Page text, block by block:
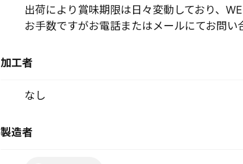
出荷により賞味期限は日々変動しており、
お手数ですがお電話またはメールにてお問い
加工者
なし
製造者